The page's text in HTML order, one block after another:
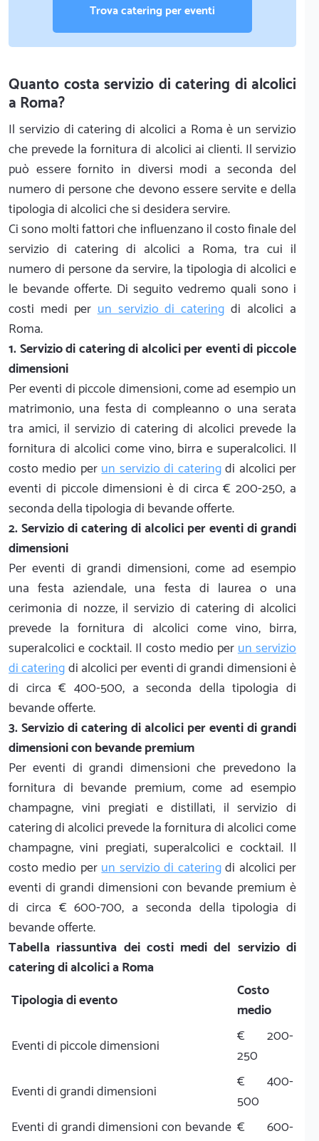
Trova catering per eventi
Quanto costa servizio di catering di alcolici
a Roma?
Il servizio di catering di alcolici a Roma è un servizio
che prevede la fornitura di alcolici ai clienti. Il servizio
può essere fornito in diversi modi a seconda del
numero di persone che devono essere servite e della
tipologia di alcolici che si desidera servire.
Ci sono molti fattori che influenzano il costo finale del
servizio di catering di alcolici a Roma, tra cui il
numero di persone da servire, la tipologia di alcolici e
le bevande offerte. Di seguito vedremo quali sono i
costi medi perun servizio di catering di alcolici a
Roma.
1. Servizio di catering di alcolici per eventi di piccole
dimensioni
Per eventi di piccole dimensioni, come ad esempio un
matrimonio, una festa di compleanno o una serata
tra amici, il servizio di catering di alcolici prevede la
fornitura di alcolici come vino, birra e superalcolici. Il
costo medio perun servizio di cateringdi alcolici per
eventi di piccole dimensioni è di circa € 200-250, a
seconda della tipologia di bevande offerte.
2. Servizio di catering di alcolici per eventi di grandi
dimensioni
Per eventi di grandi dimensioni, come ad esempio
una festa aziendale, una festa di laurea o una
cerimonia di nozze, il servizio di catering di alcolici
prevede la fornitura di alcolici come vino, birra,
superalcolici e cocktail. Il costo medio perun servizio
di cateringdi alcolici per eventi di grandi dimensioni è
di circa € 400-500, a seconda della tipologia di
bevande offerte.
3. Servizio di catering di alcolici per eventi di grandi
dimensioni con bevande premium
Per eventi di grandi dimensioni che prevedono la
fornitura di bevande premium, come ad esempio
champagne, vini pregiati e distillati, il servizio di
catering di alcolici prevede la fornitura di alcolici come
champagne, vini pregiati, superalcolici e cocktail. Il
costo medio perun servizio di cateringdi alcolici per
eventi di grandi dimensioni con bevande premium è
di circa € 600-700, a seconda della tipologia di
bevande offerte.
Tabella riassuntiva dei costi medi del servizio di
catering di alcolici a Roma
Tipologia di evento
Costo
medio
Eventi di piccole dimensioni
€ 200-
250
Eventi di grandi dimensioni
€ 400-
500
Eventi di grandi dimensioni con bevande € 600-